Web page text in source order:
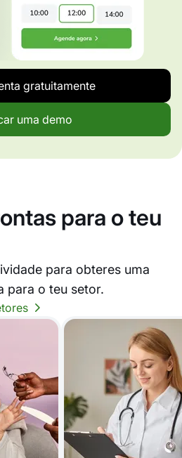
gratuitamente
uma demo
para o teu
para obteres uma
para o teu setor.